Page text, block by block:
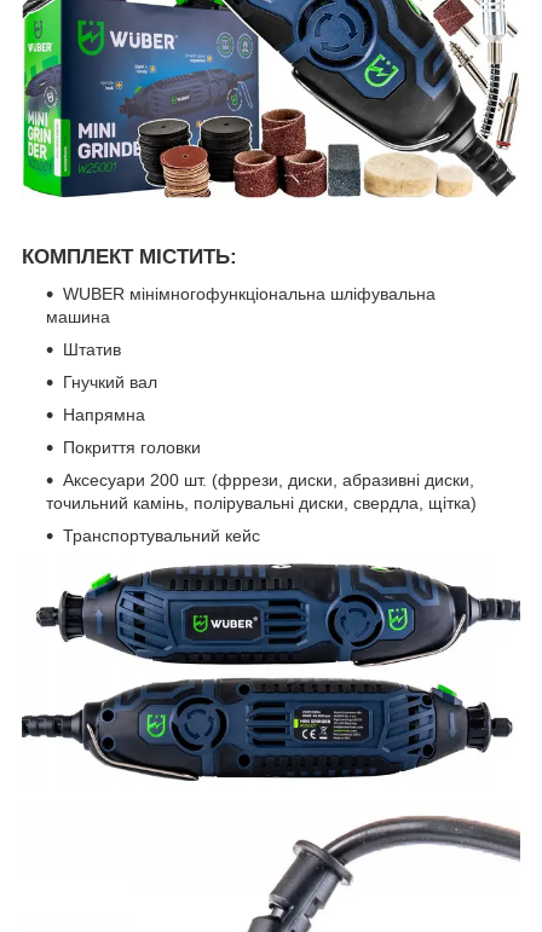
КОМПЛЕКТ МІСТИТЬ:
WUBER мінімногофункціональна шліфувальна
машина
Штатив
Гнучкий вал
Напрямна
Покриття головки
Аксесуари 200 шт. (фррези, диски, абразивні диски,
точильний камінь, полірувальні диски, свердла, щітка)
Транспортувальний кейс